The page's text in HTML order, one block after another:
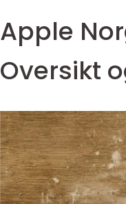
Apple
Oversikt